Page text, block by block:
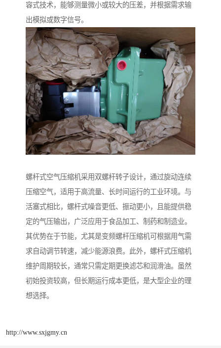
容式技术，能够测量微小或较大的压差，并根据需求输
出模拟或数字信号。
螺杆式空气压缩机采用双螺杆转子设计，通过旋动连续
压缩空气，适用于高流量、长时间运行的工业环境。与
活塞式相比，螺杆式噪音更低、振动更小，且能提供稳
定的气压输出，广泛应用于食品加工、制药和制造业。
其优势在于节能，尤其是变频螺杆压缩机可根据用气需
求自动调节转速，减少能源浪费。此外，螺杆式压缩机
维护周期较长，通常只需定期更换滤芯和润滑油。虽然
初始投资较高，但长期运行成本更低，是大型企业的理
想选择。
http://www.sxjgmy.cn